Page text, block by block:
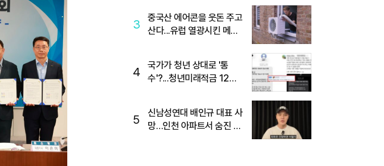
대
3
중국산 에어콘을 웃돈 주고
산다...유럽 열광시킨 메이
4
국가가 청년 상대로 '통
수'?...청년미래적금 12%
5
신남성연대 배인규 대표 사
망…인천 아파트서 숨진 채